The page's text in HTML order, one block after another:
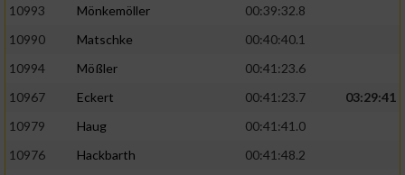
10993 Mönkemöller
00:39:32.8
10990
Matschke
00:40:40.1
10994
Mößler
00:41:23.6
10967
Eckert 00:41:23.7
03:29:41
10979
Haug
00:41:41.0
10976
Hackbarth
00:41:48.2